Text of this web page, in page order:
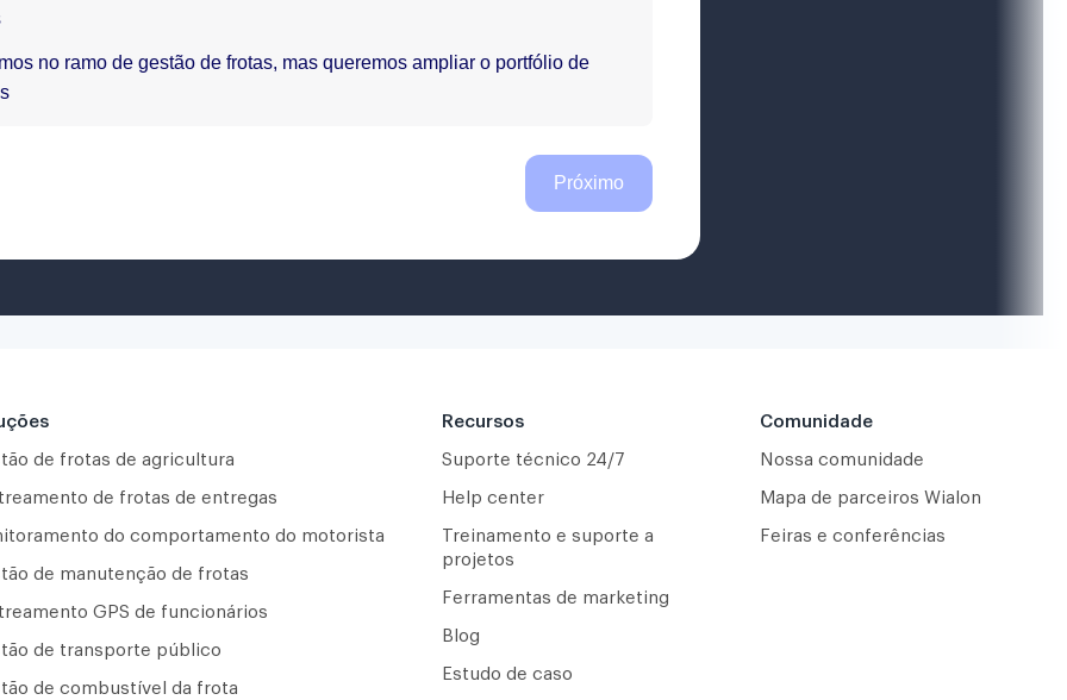
de frotas de agricultura
de frotas de entregas
do comportamento do motorista
de manutenção de frotas
GPS de funcionários
de transporte público
de combustível da frota
Recursos
Suporte técnico 24/7
Help center
Treinamento e suporte a
projetos
Ferramentas de marketing
Blog
Estudo de caso
Comunidade
Nossa comunidade
Mapa de parceiros Wialon
Feiras e conferências